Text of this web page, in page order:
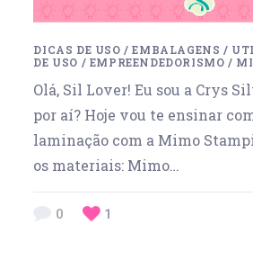
DICAS DE USO /EMBALAGENS /
DE USO / EMPREENDEDORISMO /
Olá, Sil Lover! Eu sou a Crys
por aí? Hoje vou te ensinar
laminação com a Mimo
os materiais: Mimo…
0 1